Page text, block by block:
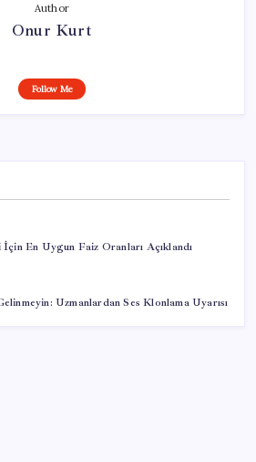
Author
Onur Kurt
Follow Me
En Uygun Faiz Oranları Açıklandı
Uzmanlardan Ses Klonlama Uyarısı